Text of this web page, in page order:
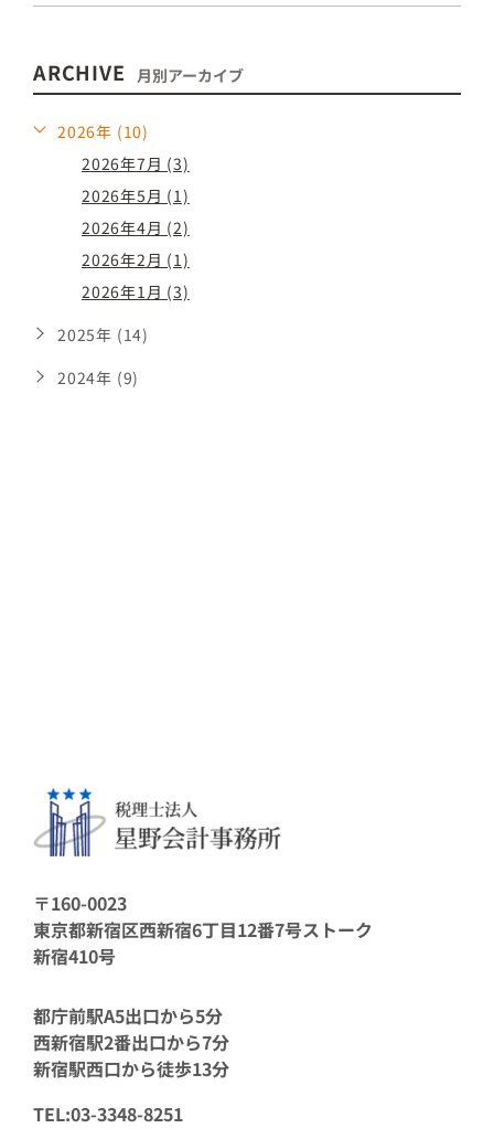
ARCHIVE 月別アーカイブ
2026年 (10)
2026年7月 (3)
2026年5月 (1)
2026年4月 (2)
2026年2月 (1)
2026年1月 (3)
2025年 (14)
2024年 (9)
〒160-0023
東京都新宿区西新宿6丁目12番7号ストーク
新宿410号
都庁前駅A5出口から5分
西新宿駅2番出口から7分
新宿駅西口から徒歩13分
TEL:03-3348-8251